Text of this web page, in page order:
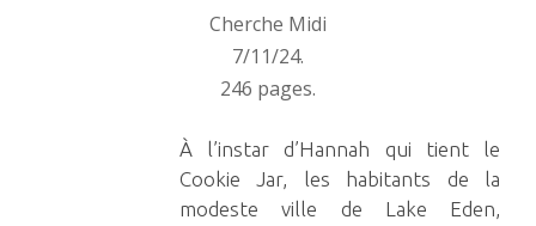
Cherche Midi
7/11/24.
246 pages.
À l’instar d’Hannah qui tient le
Cookie Jar, les habitants de la
modeste ville de Lake Eden,